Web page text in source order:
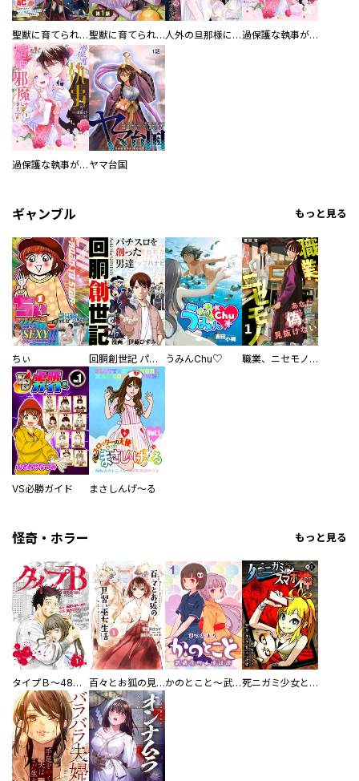
聖獣に育てられた少年の異世界ゆるり放浪記～神様からもらったチート魔法で、仲間たちとスローライフを満喫中～ 聖獣に育てられた少年の異世界ゆるり放浪記～神様からもらったチート魔法で、仲間たちとスローライフを満喫中～【分冊版】 人外の旦那様に娶られ毎晩ナカまで愛される…。アンソロジー 過保護な執事が私の婚活を邪魔してきます！ 分冊版
過保護な執事が私の婚活を邪魔してきます！ ヤマ台国
ギャンブル もっと見る
ちぃ 回胴創世記 パチスロを創った男達 うみんChu♡ 職業、ニセモノ～あなたに偽は見抜けない【電子単行本版】
VS必勝ガイド まさしんげ～る
怪奇・ホラー もっと見る
タイプＢ～48時間後、致死率100％～【単話】 百々とお狐の見習い巫女生活【単行本版】 かのとこと～武蔵花町怪話譚～ 【連載版】 死ニガミ少女とスマホ神